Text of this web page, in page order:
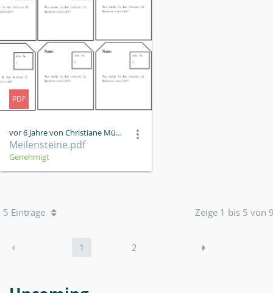
PDF
vor 6 Jahre von Christiane Müller
Meilensteine.pdf
Genehmigt
5 Einträge Zeige 1 bis 5 von
1 2